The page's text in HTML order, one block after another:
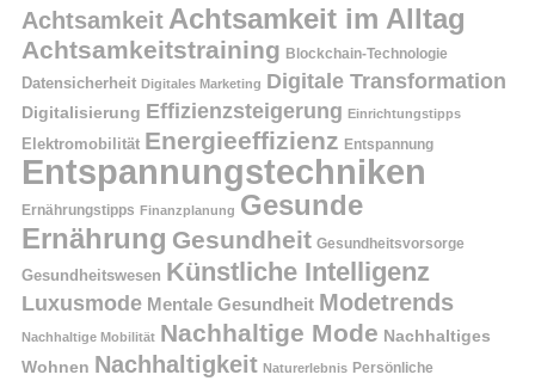
Achtsamkeit Achtsamkeit im Alltag
Achtsamkeitstraining Blockchain-Technologie
Datensicherheit Digitales Marketing Digitale Transformation
Digitalisierung Effizienzsteigerung Einrichtungstipps
Elektromobilität Energieeffizienz Entspannung
Entspannungstechniken
Ernährungstipps Finanzplanung Gesunde
Ernährung Gesundheit Gesundheitsvorsorge
Gesundheitswesen Künstliche Intelligenz
Luxusmode Mentale Gesundheit Modetrends
Nachhaltige Mobilität Nachhaltige Mode Nachhaltiges
Wohnen Nachhaltigkeit Naturerlebnis Persönliche